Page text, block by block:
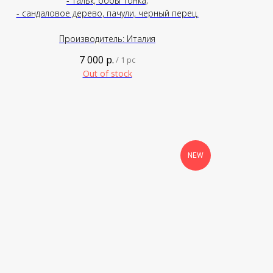
- сандаловое дерево, пачули, черный перец.
Производитель: Италия
7 000 р. / 1 pc
Out of stock
NEW